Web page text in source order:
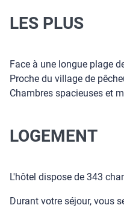
LES PLUS
Face à une longue plage
Proche du village de
Chambres spacieuses et
LOGEMENT
L'hôtel dispose de 343
Durant votre séjour, vous